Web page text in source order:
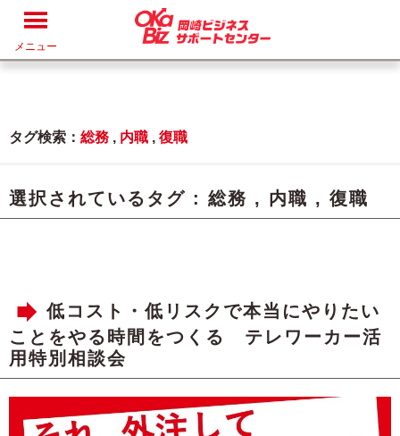
メニュー
タグ検索： 総務 , 内職 , 復職
選択されているタグ : 総務 , 内職 , 復職
低コスト・低リスクで本当にやりたい
ことをやる時間をつくる テレワーカー活
用特別相談会